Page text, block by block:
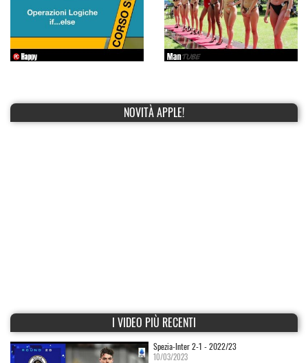
NOVITÀ APPLE!
I VIDEO PIÙ RECENTI
Spezia-Inter 2-1 - 2022/23
10/03/2023